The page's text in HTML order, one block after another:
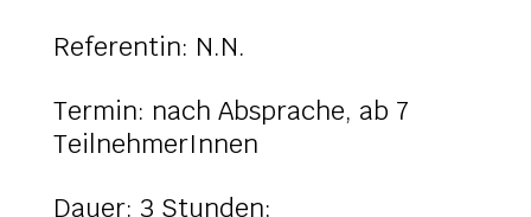
Referentin: N.N.
Termin: nach Absprache, ab 7
TeilnehmerInnen
Dauer: 3 Stunden;